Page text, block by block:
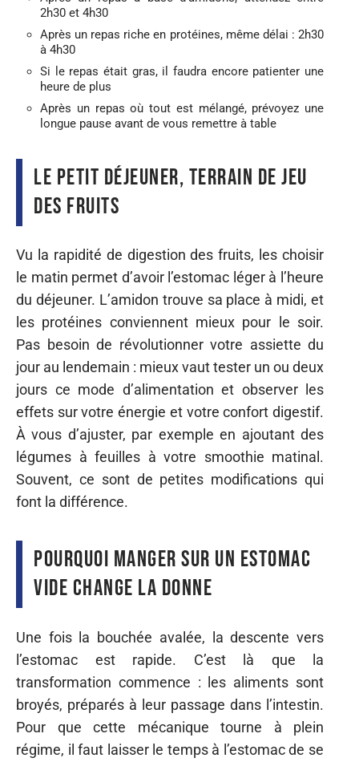
2h30 et 4h30
Après un repas riche en protéines, même délai : 2h30
à 4h30
Si le repas était gras, il faudra encore patienter une
heure de plus
Après un repas où tout est mélangé, prévoyez une
longue pause avant de vous remettre à table
Le petit déjeuner, terrain de jeu
des fruits
Vu la rapidité de digestion des fruits, les choisir
le matin permet d’avoir l’estomac léger à l’heure
du déjeuner. L’amidon trouve sa place à midi, et
les protéines conviennent mieux pour le soir.
Pas besoin de révolutionner votre assiette du
jour au lendemain : mieux vaut tester un ou deux
jours ce mode d’alimentation et observer les
effets sur votre énergie et votre confort digestif.
À vous d’ajuster, par exemple en ajoutant des
légumes à feuilles à votre smoothie matinal.
Souvent, ce sont de petites modifications qui
font la différence.
Pourquoi manger sur un estomac
vide change la donne
Une fois la bouchée avalée, la descente vers
l’estomac est rapide. C’est là que la
transformation commence : les aliments sont
broyés, préparés à leur passage dans l’intestin.
Pour que cette mécanique tourne à plein
régime, il faut laisser le temps à l’estomac de se